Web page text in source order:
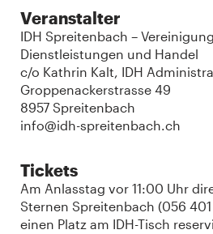
Veranstalter
IDH Spreitenbach –
Dienstleistungen und Handel
c/o Kathrin Kalt, IDH
Groppenackerstrasse 49
8957 Spreitenbach
info@idh-spreitenbach.ch
Tickets
Am Anlasstag vor 11:00 Uhr
Sternen Spreitenbach (056
einen Platz am IDH-Tisch